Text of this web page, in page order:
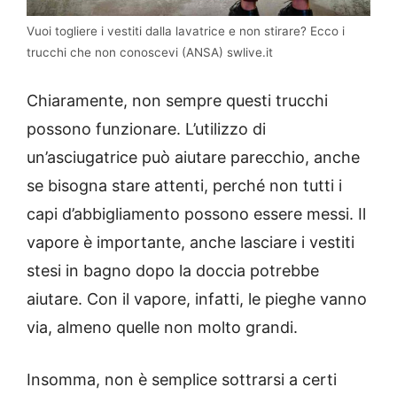
Vuoi togliere i vestiti dalla lavatrice e non stirare? Ecco i
trucchi che non conoscevi (ANSA) swlive.it
Chiaramente, non sempre questi trucchi
possono funzionare. L’utilizzo di
un’asciugatrice può aiutare parecchio, anche
se bisogna stare attenti, perché non tutti i
capi d’abbigliamento possono essere messi. Il
vapore è importante, anche lasciare i vestiti
stesi in bagno dopo la doccia potrebbe
aiutare. Con il vapore, infatti, le pieghe vanno
via, almeno quelle non molto grandi.
Insomma, non è semplice sottrarsi a certi